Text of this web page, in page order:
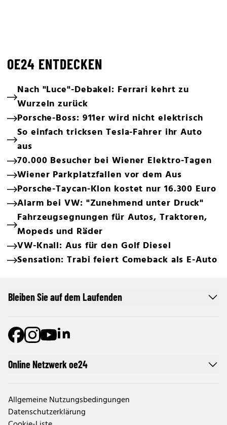
OE24 ENTDECKEN
Nach "Luce"-Debakel: Ferrari kehrt zu
Wurzeln zurück
Porsche-Boss: 911er wird nicht elektrisch
So einfach tricksen Tesla-Fahrer ihr Auto
aus
70.000 Besucher bei Wiener Elektro-Tagen
Wiener Parkplatzfallen vor dem Aus
Porsche-Taycan-Klon kostet nur 16.300 Euro
Alarm bei VW: "Zunehmend unter Druck"
Fahrzeugsegnungen für Autos, Traktoren,
Mopeds und Räder
VW-Knall: Aus für den Golf Diesel
Sensation: Trabi feiert Comeback als E-Auto
Online Netzwerk oe24
Allgemeine Nutzungsbedingungen
Datenschutzerklärung
Bleiben Sie auf dem Laufenden